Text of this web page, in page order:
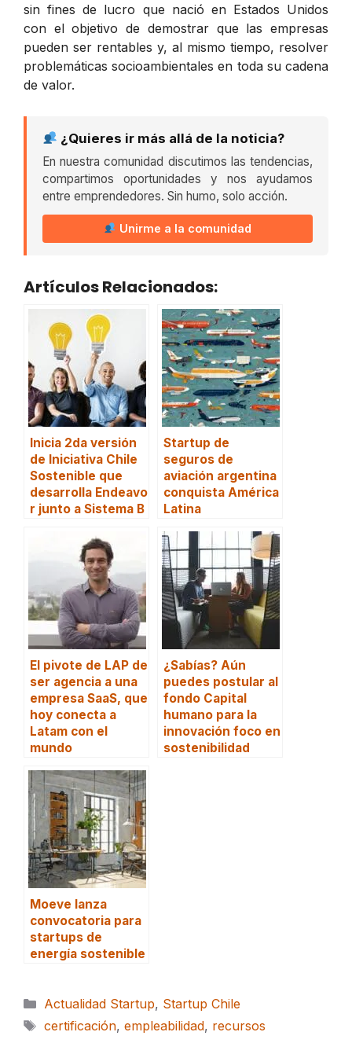
sin fines de lucro que nació en Estados Unidos
con el objetivo de demostrar que las empresas
pueden ser rentables y, al mismo tiempo, resolver
problemáticas socioambientales en toda su cadena
de valor.
¿Quieres ir más allá de la noticia?
En nuestra comunidad discutimos las tendencias,
compartimos oportunidades y nos ayudamos
entre emprendedores. Sin humo, solo acción.
Unirme a la comunidad
Artículos Relacionados:
Inicia 2da versión
de Iniciativa Chile
Sostenible que
desarrolla Endeavo
r junto a Sistema B
Startup de
seguros de
aviación argentina
conquista América
Latina
El pivote de LAP de
ser agencia a una
empresa SaaS, que
hoy conecta a
Latam con el
mundo
¿Sabías? Aún
puedes postular al
fondo Capital
humano para la
innovación foco en
sostenibilidad
Moeve lanza
convocatoria para
startups de
energía sostenible
Categorías
Actualidad Startup, Startup Chile
Etiquetas
certificación, empleabilidad, recursos